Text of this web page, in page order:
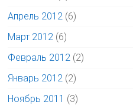
Апрель 2012 (6)
Март 2012 (6)
Февраль 2012 (2)
Январь 2012 (2)
Ноябрь 2011 (3)